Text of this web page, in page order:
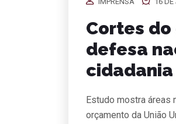
Cortes
defesa
cidadania
Estudo mostra áreas
orçamento da União